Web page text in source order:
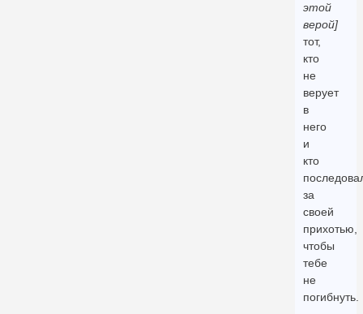
этой
верой]
тот,
кто
не
верует
в
него
и
кто
за
своей
прихотью,
чтобы
тебе
не
погибнуть.